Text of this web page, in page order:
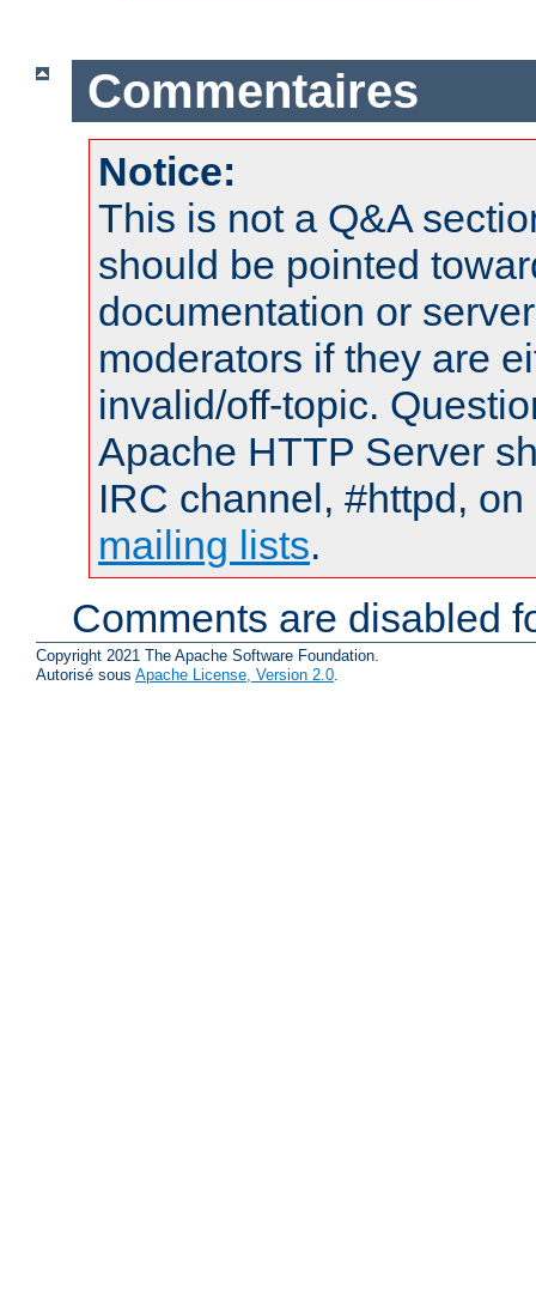
Commentaires
Notice:
This is not a Q&A
should be pointed
documentation or
moderators if they are
invalid/off-topic.
Apache HTTP Server
IRC channel, #httpd,
mailing lists.
Comments are disabled
Copyright 2021 The Apache Software Foundation.
Autorisé sous Apache License, Version 2.0